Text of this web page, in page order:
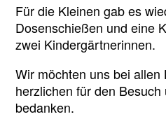
Für die Kleinen gab es
Dosenschießen und eine
zwei Kindergärtnerinnen.
Wir möchten uns bei allen
herzlichen für den
bedanken.